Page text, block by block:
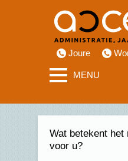
Joure
MENU
Wat betekent het
voor u?